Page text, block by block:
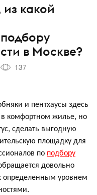
какой
в Москве?
137
и пентхаусы здесь
в комфортном жилье, но
сделать выгодную
площадку для
по подбору
довольно
уровнем